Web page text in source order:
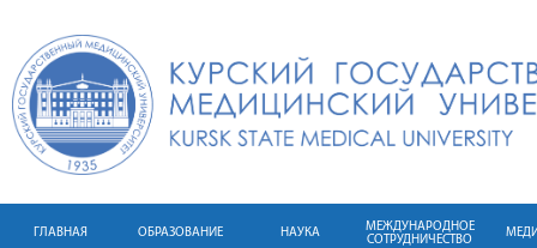
ГЛАВНАЯ ОБРАЗОВАНИЕ НАУКА
МЕЖДУНАРОДНОЕ
СОТРУДНИЧЕСТВО